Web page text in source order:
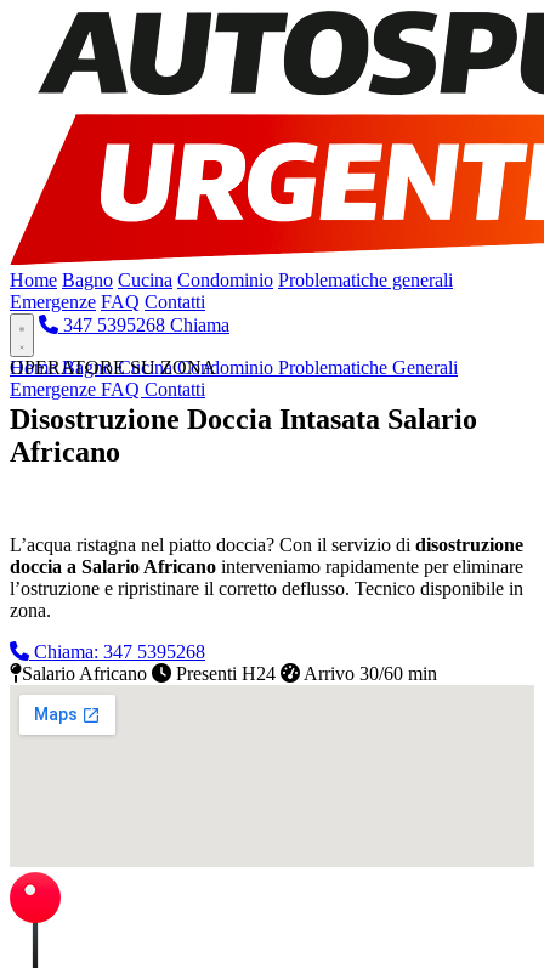
Home Bagno Cucina Condominio Problematiche generali
Emergenze FAQ Contatti
347 5395268 Chiama
HomeBagnoCucinaCondominio Problematiche Generali
Emergenze FAQ Contatti
OPERATORE SU ZONA
Disostruzione Doccia Intasata Salario
Africano
L’acqua ristagna nel piatto doccia? Con il servizio di disostruzione
doccia a Salario Africano interveniamo rapidamente per eliminare
l’ostruzione e ripristinare il corretto deflusso. Tecnico disponibile in
zona.
Chiama: 347 5395268
Salario Africano
Presenti H24 Arrivo 30/60 min